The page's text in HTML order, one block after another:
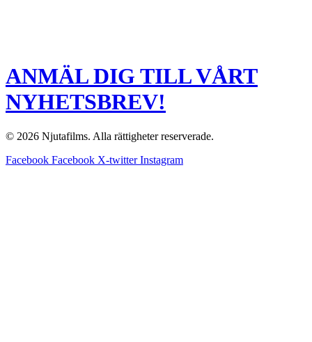
ANMÄL DIG TILL VÅRT
NYHETSBREV!
© 2026 Njutafilms. Alla rättigheter reserverade.
Facebook Facebook X-twitter Instagram